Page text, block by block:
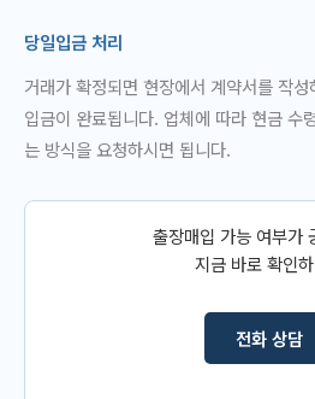
당일입금 처리
거래가 확정되면 현장에서 계약서를 작
입금이 완료됩니다. 업체에 따라 현금 수
는 방식을 요청하시면 됩니다.
출장매입 가능 여부가
지금 바로 확인
전화 상담